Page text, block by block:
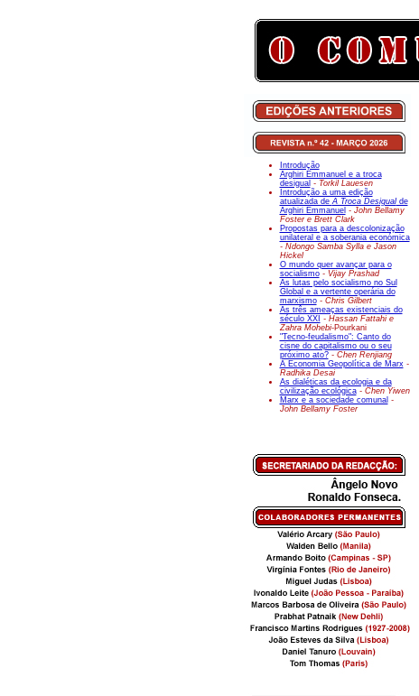
Introdução
Arghiri Emmanuel e a troca
desigual - Torkil Lauesen
Introdução a uma edição
atualizada deA Troca Desigualde
Arghiri Emmanuel - John Bellamy
Foster e Brett Clark
Propostas para a descolonização
unilateral e a soberania económica
- Ndongo Samba Sylla e Jason
Hickel
O mundo quer avançar para o
socialismo- Vijay Prashad
As lutas pelo socialismo no Sul
Global e a vertente operária do
marxismo- Chris Gilbert
As três ameaças existenciais do
século XXI - Hassan Fattahi e
Zahra Mohebi-Pourkani
"Tecno-feudalismo": Canto do
cisne do capitalismo ou o seu
próximo ato? - Chen Renjiang
A Economia Geopolítica de Marx-
Radhika Desai
As dialéticas da ecologia e da
civilização ecológica - Chen Yiwen
Marx e a sociedade comunal -
John Bellamy Foster